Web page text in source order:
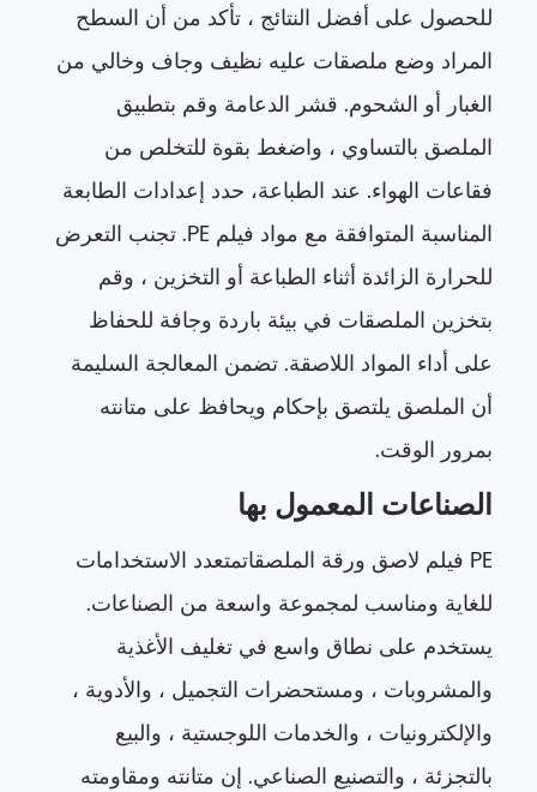
للحصول على أفضل النتائج ، تأكد من أن السطح
المراد وضع ملصقات عليه نظيف وجاف وخالي من
الغبار أو الشحوم. قشر الدعامة وقم بتطبيق
الملصق بالتساوي ، واضغط بقوة للتخلص من
فقاعات الهواء. عند الطباعة، حدد إعدادات الطابعة
المناسبة المتوافقة مع مواد فيلم PE. تجنب التعرض
للحرارة الزائدة أثناء الطباعة أو التخزين ، وقم
بتخزين الملصقات في بيئة باردة وجافة للحفاظ
على أداء المواد اللاصقة. تضمن المعالجة السليمة
أن الملصق يلتصق بإحكام ويحافظ على متانته
بمرور الوقت.
الصناعات المعمول بها
PE فيلم لاصق ورقة الملصقات
متعدد الاستخدامات
للغاية ومناسب لمجموعة واسعة من الصناعات.
يستخدم على نطاق واسع في تغليف الأغذية
والمشروبات ، ومستحضرات التجميل ، والأدوية ،
والإلكترونيات ، والخدمات اللوجستية ، والبيع
بالتجزئة ، والتصنيع الصناعي. إن متانته ومقاومته